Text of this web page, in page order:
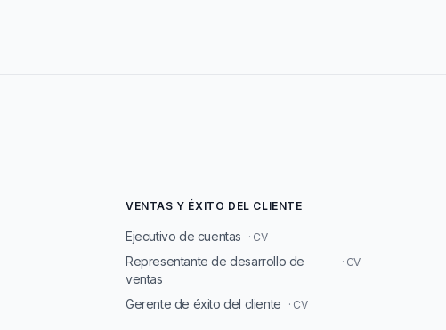
VENTAS Y ÉXITO DEL CLIENTE
Ejecutivo de cuentas · CV
Representante de desarrollo de
ventas
· CV
Gerente de éxito del cliente · CV